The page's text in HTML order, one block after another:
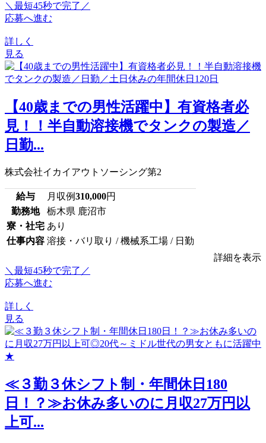
＼最短45秒で完了／
応募へ進む
詳しく
見る
【40歳までの男性活躍中】有資格者必
見！！半自動溶接機でタンクの製造／
日勤...
株式会社イカイアウトソーシング第2
給与 月収例310,000円
勤務地
栃木県 鹿沼市
寮・社宅 あり
仕事内容 溶接・バリ取り / 機械系工場 / 日勤
詳細を表示
＼最短45秒で完了／
応募へ進む
詳しく
見る
≪３勤３休シフト制・年間休日180
日！？≫お休み多いのに月収27万円以
上可...